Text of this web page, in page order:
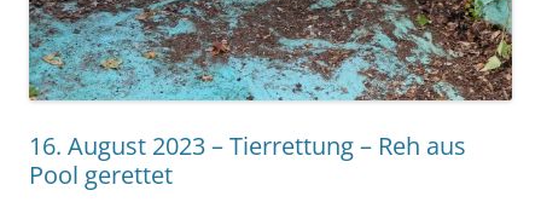
16. August 2023 – Tierrettung – Reh aus
Pool gerettet